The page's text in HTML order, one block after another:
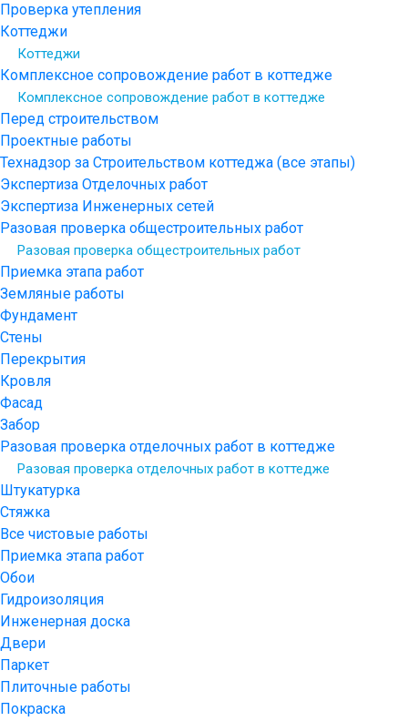
Проверка утепления
Коттеджи
Коттеджи
Комплексное сопровождение работ в коттедже
Комплексное сопровождение работ в коттедже
Перед строительством
Проектные работы
Технадзор за Строительством коттеджа (все этапы)
Экспертиза Отделочных работ
Экспертиза Инженерных сетей
Разовая проверка общестроительных работ
Разовая проверка общестроительных работ
Приемка этапа работ
Земляные работы
Фундамент
Стены
Перекрытия
Кровля
Фасад
Забор
Разовая проверка отделочных работ в коттедже
Разовая проверка отделочных работ в коттедже
Штукатурка
Стяжка
Все чистовые работы
Приемка этапа работ
Обои
Гидроизоляция
Инженерная доска
Двери
Паркет
Плиточные работы
Покраска